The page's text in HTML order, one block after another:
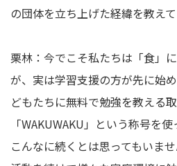
の団体を立ち上げた経緯を教え
栗林：今でこそ私たちは「食」
が、実は学習支援の方が先に始
どもたちに無料で勉強を教える
「WAKUWAKU」という称号を
こんなに続くとは思ってもいませ